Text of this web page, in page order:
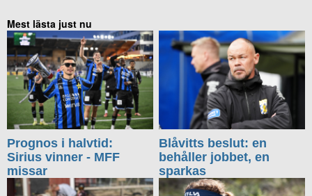
Mest lästa just nu
Prognos i halvtid:
Sirius vinner - MFF
missar
Blåvitts beslut: en
behåller jobbet, en
sparkas